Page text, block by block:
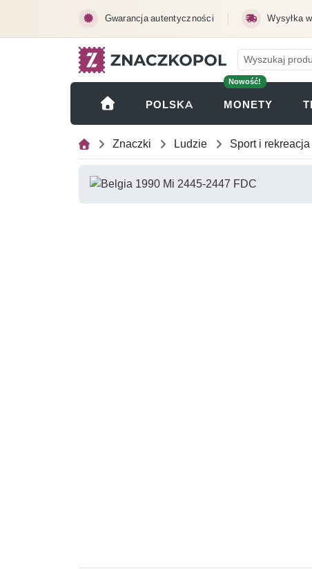
Gwarancja autentyczności Wysyłka
POLSKA
Nowość!
MONETY
Znaczki Ludzie Sport i rekreacja